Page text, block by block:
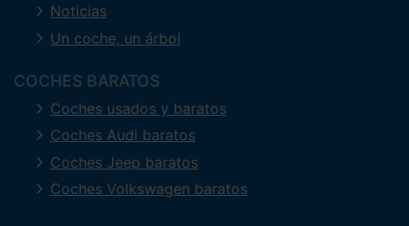
Noticias
Un coche, un árbol
COCHES BARATOS
Coches usados y baratos
Coches Audi baratos
Coches Jeep baratos
Coches Volkswagen baratos